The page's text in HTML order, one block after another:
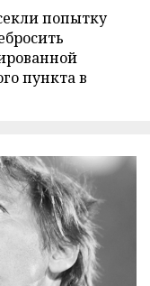
попытку
пункта в